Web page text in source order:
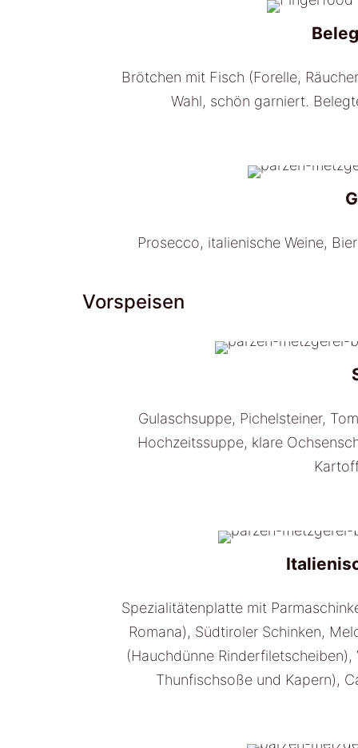
Brötchen mit Fisch (Forelle,
Wahl, schön garniert.
Prosecco, italienische Weine,
Vorspeisen
Gulaschsuppe, Pichelsteiner,
Hochzeitssuppe, klare
Spezialitätenplatte mit
Romana), Südtiroler Schinken,
(Hauchdünne
Thunfischsoße und Kapern),